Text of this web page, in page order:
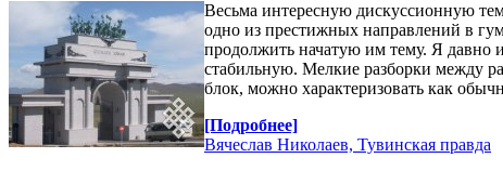
Весьма интересную дискуссионную
одно из престижных направлений в
продолжить начатую им тему. Я давно
стабильную. Мелкие разборки между
блок, можно характеризовать как
[Подробнее]
Вячеслав Николаев, Тувинская правда